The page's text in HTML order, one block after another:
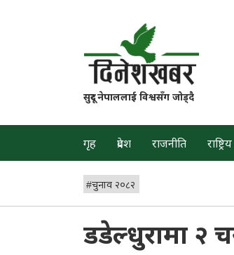
सुदूर नेपाललाई विश्वसँग जोड्दै
गृह प्रदेश राजनीति राष्ट्रिय
#चुनाव २०८२
डडेल्धुरामा २